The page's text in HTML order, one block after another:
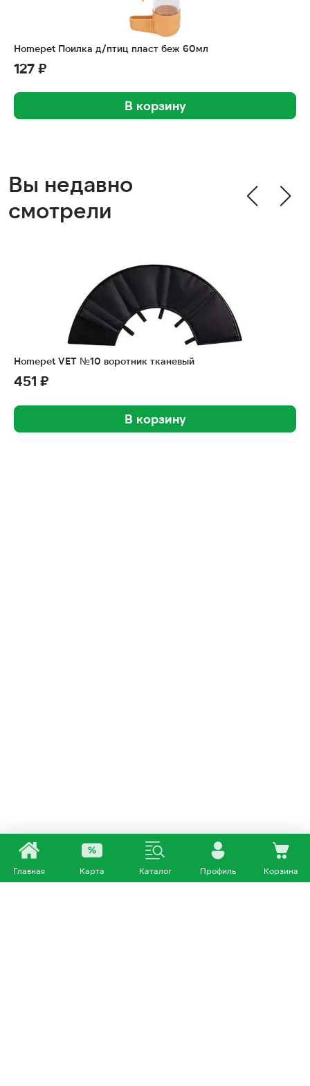
Homepet Поилка д/птиц пласт беж 60мл
127 ₽
В корзину
Вы недавно
смотрели
Homepet VET №10 воротник тканевый
451 ₽
В корзину
Главная Карта Каталог Профиль Корзина